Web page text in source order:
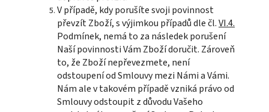
V případě, kdy porušíte svoji povinnost
převzít Zboží, s výjimkou případů dle čl.VI.4.
Podmínek, nemá to za následek porušení
Naší povinnosti Vám Zboží doručit. Zároveň
to, že Zboží nepřevezmete, není
odstoupení od Smlouvy mezi Námi a Vámi.
Nám ale v takovém případě vzniká právo od
Smlouvy odstoupit z důvodu Vašeho